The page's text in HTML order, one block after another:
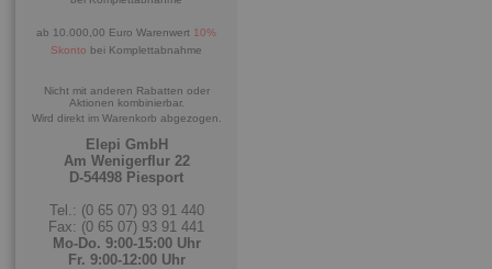
ab 10.000,00 Euro Warenwert 10%
Skonto bei Komplettabnahme
Nicht mit anderen Rabatten oder
Aktionen kombinierbar.
Wird direkt im Warenkorb abgezogen.
Elepi GmbH
Am Wenigerflur 22
D-54498 Piesport
Tel.: (0 65 07) 93 91 440
Fax: (0 65 07) 93 91 441
Mo-Do. 9:00-15:00 Uhr
Fr. 9:00-12:00 Uhr